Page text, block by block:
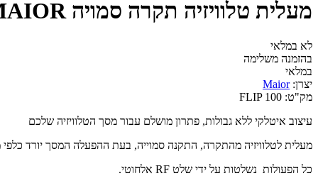
מעלית טלוויזיה תקרה סמויה MAIOR
לא במלאי
בהזמנה משלימה
במלאי
יצרן:Maior
מק"ט: FLIP 100
עיצוב איטלקי ללא גבולות, פתרון מושלם עבור מסך הטלוויזיה שלכם
מעלית לטלוויזיה מהתקרה, התקנה סמוייה, בעת ההפעלה המסך יורד
כל הפעולות נשלטות על ידי שלט RF אלחוטי.